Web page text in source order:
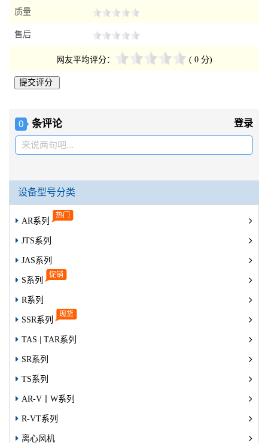
2018-06-14辽宁的 煜小姐 询
质量
售后
网友平均评分： ( 0 分)
0 条评论 登录
来说两句吧...
设备型号分类
AR系列
JTS系列
JAS系列
S系列
R系列
SSR系列
TAS | TAR系列
SR系列
TS系列
AR-V丨W系列
R-VT系列
离心风机